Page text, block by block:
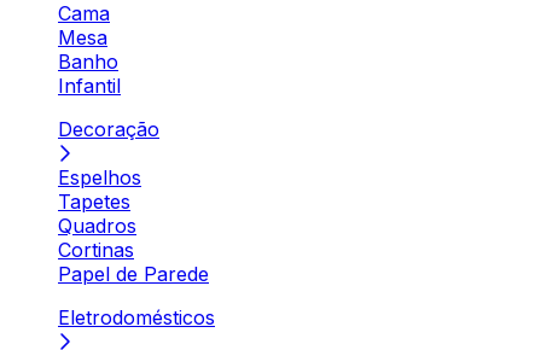
Cama
Mesa
Banho
Infantil
Decoração
Espelhos
Tapetes
Quadros
Cortinas
Papel de Parede
Eletrodomésticos